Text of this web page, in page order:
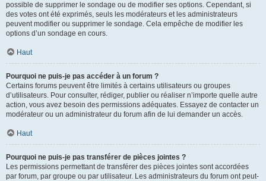
possible de supprimer le sondage ou de modifier ses options. Cependant, si
des votes ont été exprimés, seuls les modérateurs et les administrateurs
peuvent modifier ou supprimer le sondage. Cela empêche de modifier les
options d’un sondage en cours.
Haut
Pourquoi ne puis-je pas accéder à un forum ?
Certains forums peuvent être limités à certains utilisateurs ou groupes
d’utilisateurs. Pour consulter, rédiger, publier ou réaliser n’importe quelle autre
action, vous avez besoin des permissions adéquates. Essayez de contacter un
modérateur ou un administrateur du forum afin de lui demander un accès.
Haut
Pourquoi ne puis-je pas transférer de pièces jointes ?
Les permissions permettant de transférer des pièces jointes sont accordées
par forum, par groupe ou par utilisateur. Les administrateurs du forum ont peut-